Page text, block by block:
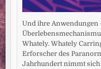
Und ihre Anwendungen
Whately. Whately
Erforscher des
Jahrhundert nimmt